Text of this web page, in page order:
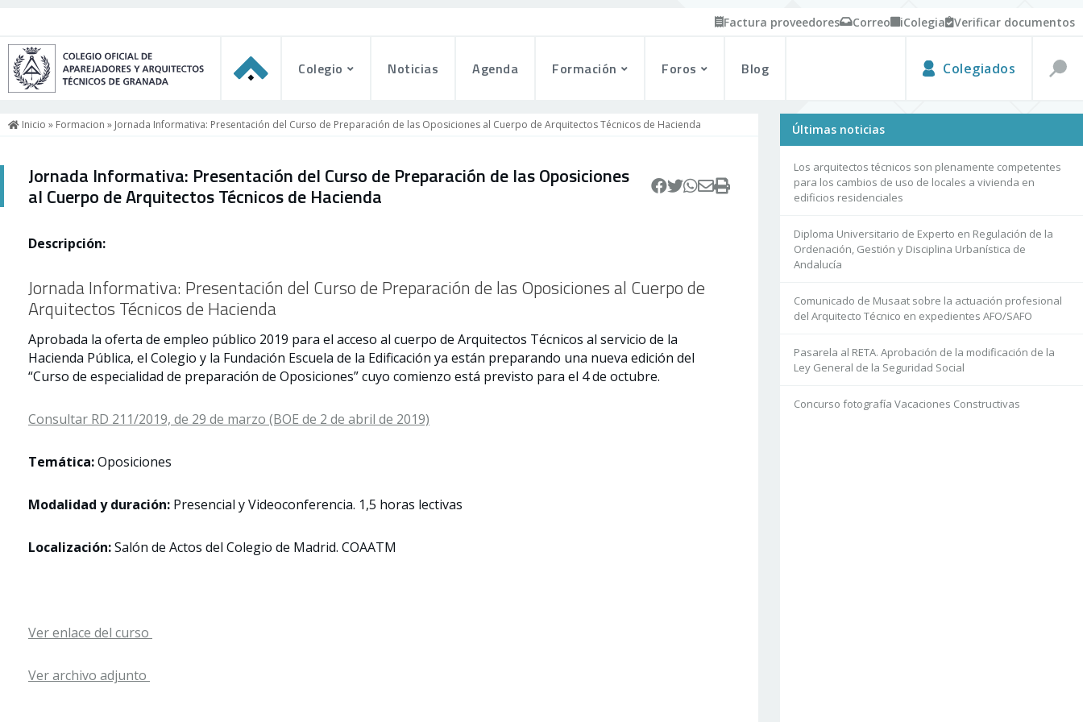
Factura proveedores Correo iColegia Verificar documentos
Colegio Noticias Agenda Formación Foros Blog Colegiados
Inicio » Formacion » Jornada Informativa: Presentación del Curso de Preparación de las Oposiciones al Cuerpo de Arquitectos Técnicos de Hacienda
Jornada Informativa: Presentación del Curso de Preparación de las Oposiciones
al Cuerpo de Arquitectos Técnicos de Hacienda
Descripción:
Jornada Informativa: Presentación del Curso de Preparación de las Oposiciones al Cuerpo de
Arquitectos Técnicos de Hacienda
Aprobada la oferta de empleo público 2019 para el acceso al cuerpo de Arquitectos Técnicos al servicio de la
Hacienda Pública, el Colegio y la Fundación Escuela de la Edificación ya están preparando una nueva edición del
“Curso de especialidad de preparación de Oposiciones” cuyo comienzo está previsto para el 4 de octubre.
Consultar RD 211/2019, de 29 de marzo (BOE de 2 de abril de 2019)
Temática:Oposiciones
Modalidad y duración: Presencial y Videoconferencia. 1,5 horas lectivas
Localización:Salón de Actos del Colegio de Madrid. COAATM
Ver enlace del curso
Ver archivo adjunto
Últimas noticias
Los arquitectos técnicos son plenamente competentes
para los cambios de uso de locales a vivienda en
edificios residenciales
Diploma Universitario de Experto en Regulación de la
Ordenación, Gestión y Disciplina Urbanística de
Andalucía
Comunicado de Musaat sobre la actuación profesional
del Arquitecto Técnico en expedientes AFO/SAFO
Pasarela al RETA. Aprobación de la modificación de la
Ley General de la Seguridad Social
Concurso fotografía Vacaciones Constructivas